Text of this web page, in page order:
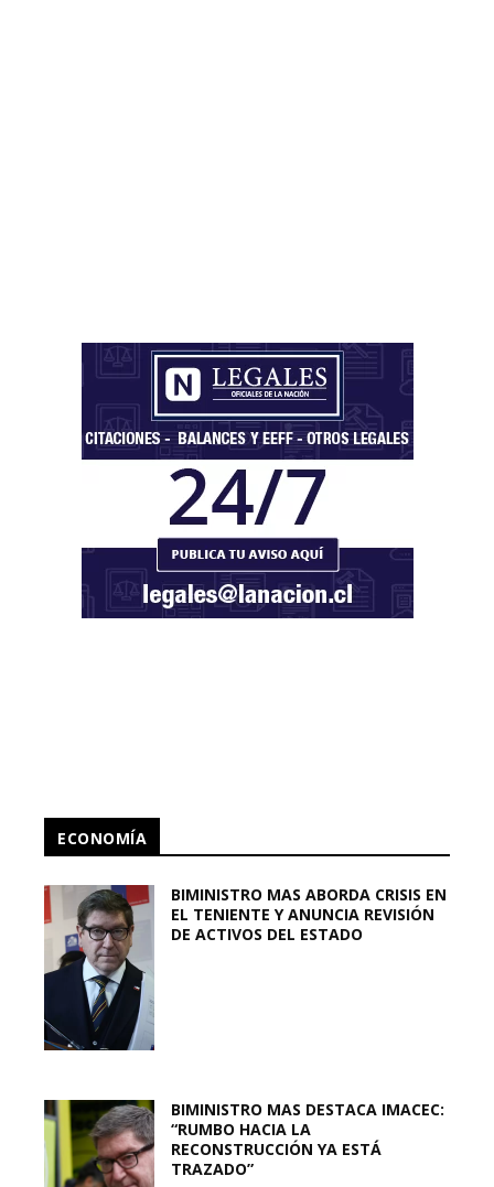
ECONOMÍA
BIMINISTRO MAS ABORDA CRISIS EN
EL TENIENTE Y ANUNCIA REVISIÓN
DE ACTIVOS DEL ESTADO
BIMINISTRO MAS DESTACA IMACEC:
“RUMBO HACIA LA
RECONSTRUCCIÓN YA ESTÁ
TRAZADO”